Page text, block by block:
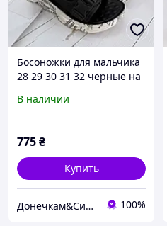
Босоножки для мальчика
28 29 30 31 32 черные на
сандалии р.28-19см
В наличии
775₴
Купить
Донечкам&Синочкам 100%